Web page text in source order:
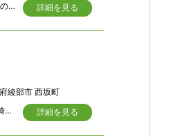
母屋：推定築年は1830年代以前で江戸時代後期よりこの地に佇んでおりまさに山梨県の歴史的建造物。 付属建物： 1：21.71m2 （6.6坪） 付属の土蔵 木造瓦平屋建て 2：45.26m2 （13.69坪） 付属の倉庫 木造鋼板平屋建て 3：24.38m2 ( 7.38坪) 付属の車庫 木造鋼板平屋建て 売却理由：相続人は他県在中で移住意志無く、山林等のメンテ含め固定資産税払いも負担だからです。 固定資産税は全体で28,100円
詳細を見る
綾部市 西坂町
◎大屋根で天井高く、土間から見える太い梁組の見事さには圧倒される。太く木目の綺麗なケヤキ柱（２３ｃｍと２４ｃｍ）の大黒とえびす柱が特徴的。良材の草葺古民家。
詳細を見る